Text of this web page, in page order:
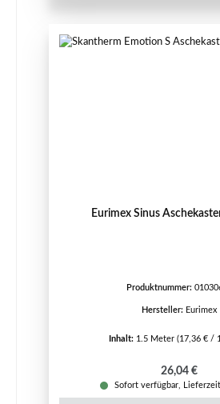
Eurimex Sinus
Produktnummer:
Hersteller: Eurimex
Inhalt: 1.5 Meter (17,36 € /
Regulärer
26,04 €
Sofort verfügbar,